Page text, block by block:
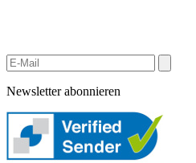
Newsletter abonnieren